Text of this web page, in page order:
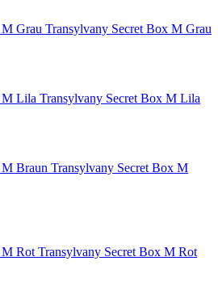
Transylvany Secret Box M Grau
Transylvany Secret Box M Lila
Transylvany Secret Box M
Transylvany Secret Box M Rot